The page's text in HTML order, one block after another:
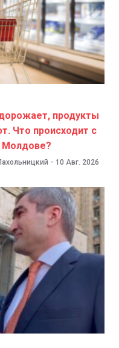
продукты
Что происходит с
Молдове?
- 10 Авг. 2026